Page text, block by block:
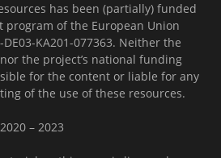
has been (partially) funded
program of the European Union
KA201-077363. Neither the
the project’s national funding
for the content or liable for any
of the use of these resources.
– 2023